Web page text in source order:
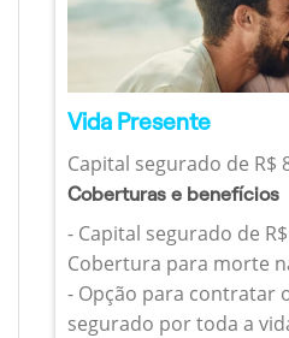
Vida Presente
Capital segurado de R$
Coberturas e benefícios
- Capital segurado de
Cobertura para morte
- Opção para contratar
segurado por toda a